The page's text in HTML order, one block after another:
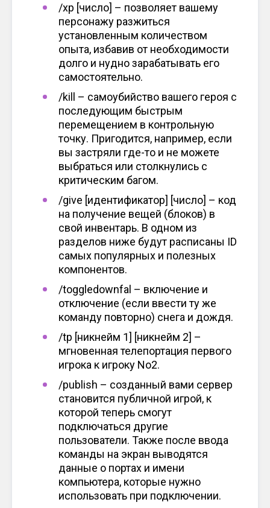
/xp [число] – позволяет вашему
персонажу разжиться
установленным количеством
опыта, избавив от необходимости
долго и нудно зарабатывать его
самостоятельно.
/kill – самоубийство вашего героя с
последующим быстрым
перемещением в контрольную
точку. Пригодится, например, если
вы застряли где-то и не можете
выбраться или столкнулись с
критическим багом.
/give [идентификатор] [число] – код
на получение вещей (блоков) в
свой инвентарь. В одном из
разделов ниже будут расписаны ID
самых популярных и полезных
компонентов.
/toggledownfal – включение и
отключение (если ввести ту же
команду повторно) снега и дождя.
/tp [никнейм 1] [никнейм 2] –
мгновенная телепортация первого
игрока к игроку No2.
/publish – созданный вами сервер
становится публичной игрой, к
которой теперь смогут
подключаться другие
пользователи. Также после ввода
команды на экран выводятся
данные о портах и имени
компьютера, которые нужно
использовать при подключении.